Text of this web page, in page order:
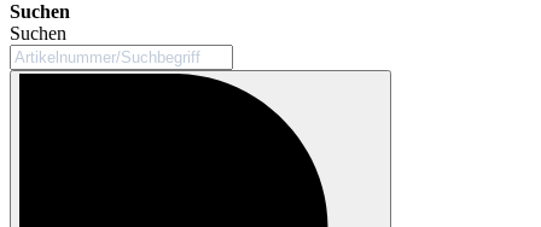
Suchen
Suchen